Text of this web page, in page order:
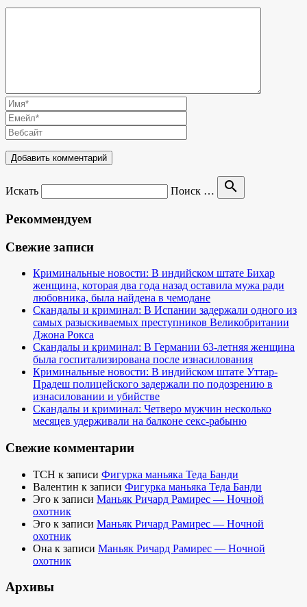
Искать Поиск … search
Рекоммендуем
Свежие записи
Криминальные новости: В индийском штате Бихар
женщина, которая два года назад оставила мужа ради
любовника, была найдена в чемодане
Скандалы и криминал: В Испании задержали одного из
самых разыскиваемых преступников Великобритании
Джона Рокса
Скандалы и криминал: В Германии 63-летняя женщина
была госпитализирована после изнасилования
Криминальные новости: В индийском штате Уттар-
Прадеш полицейского задержали по подозрению в
изнасиловании и убийстве
Скандалы и криминал: Четверо мужчин несколько
месяцев удерживали на балконе секс-рабыню
Свежие комментарии
TCH к записи Фигурка маньяка Теда Банди
Валентин к записи Фигурка маньяка Теда Банди
Эго к записи Маньяк Ричард Рамирес — Ночной
охотник
Эго к записи Маньяк Ричард Рамирес — Ночной
охотник
Она к записи Маньяк Ричард Рамирес — Ночной
охотник
Архивы